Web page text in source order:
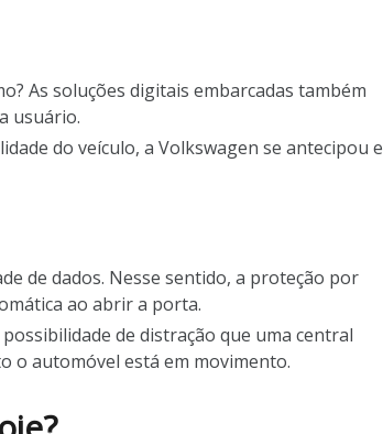
As soluções digitais embarcadas também
usuário.
do veículo, a Volkswagen se antecipou e
de dados. Nesse sentido, a proteção por
ao abrir a porta.
de distração que uma central
o automóvel está em movimento.